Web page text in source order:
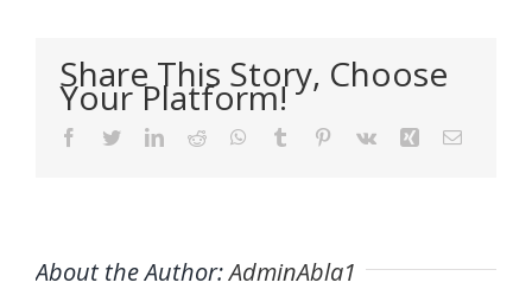
Share This Story, Choose
Your Platform!
Facebook
TwitterLinkedIn
Reddit WhatsApp
Tumblr Pinterest
Vk Xing Email
About the Author:AdminAbla1